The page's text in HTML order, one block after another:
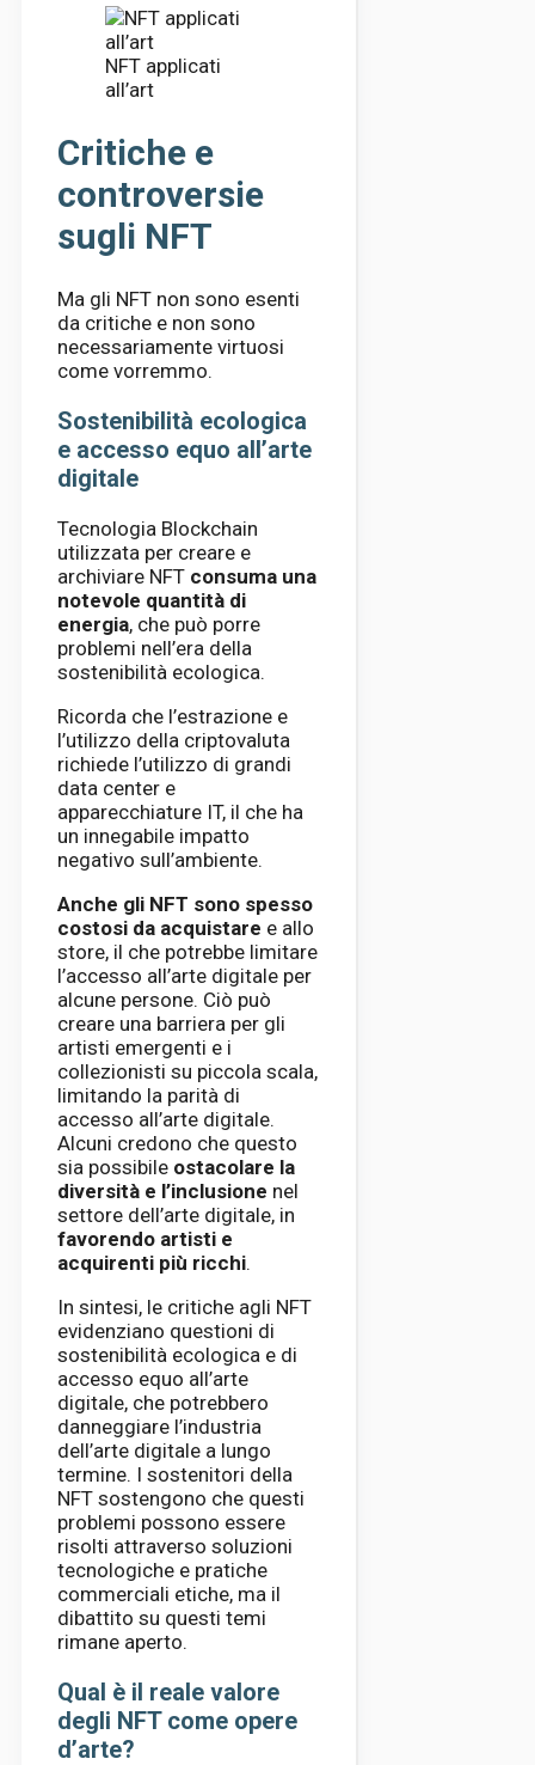
NFT applicati
all’art
Critiche e
controversie
sugli NFT
Ma gli NFT non sono esenti
da critiche e non sono
necessariamente virtuosi
come vorremmo.
Sostenibilità ecologica
e accesso equo all’arte
digitale
Tecnologia Blockchain
utilizzata per creare e
archiviare NFT consuma una
notevole quantità di
energia, che può porre
problemi nell’era della
sostenibilità ecologica.
Ricorda che l’estrazione e
l’utilizzo della criptovaluta
richiede l’utilizzo di grandi
data center e
apparecchiature IT, il che ha
un innegabile impatto
negativo sull’ambiente.
Anche gli NFT sono spesso
costosi da acquistare e allo
store, il che potrebbe limitare
l’accesso all’arte digitale per
alcune persone. Ciò può
creare una barriera per gli
artisti emergenti e i
collezionisti su piccola scala,
limitando la parità di
accesso all’arte digitale.
Alcuni credono che questo
sia possibile ostacolare la
diversità e l’inclusione nel
settore dell’arte digitale, in
favorendo artisti e
acquirenti più ricchi.
In sintesi, le critiche agli NFT
evidenziano questioni di
sostenibilità ecologica e di
accesso equo all’arte
digitale, che potrebbero
danneggiare l’industria
dell’arte digitale a lungo
termine. I sostenitori della
NFT sostengono che questi
problemi possono essere
risolti attraverso soluzioni
tecnologiche e pratiche
commerciali etiche, ma il
dibattito su questi temi
rimane aperto.
Qual è il reale valore
degli NFT come opere
d’arte?